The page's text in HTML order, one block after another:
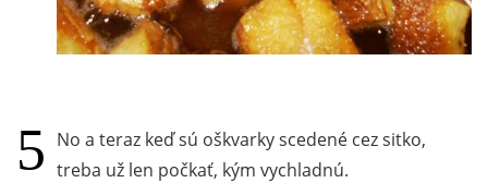
No a teraz keď sú oškvarky scedené cez sitko,
treba už len počkať, kým vychladnú.